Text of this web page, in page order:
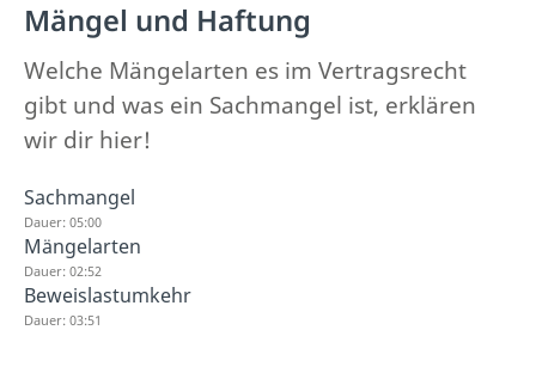
Mängel und Haftung
Welche Mängelarten es im Vertragsrecht
gibt und was ein Sachmangel ist, erklären
wir dir hier!
Sachmangel
Dauer: 05:00
Mängelarten
Dauer: 02:52
Beweislastumkehr
Dauer: 03:51